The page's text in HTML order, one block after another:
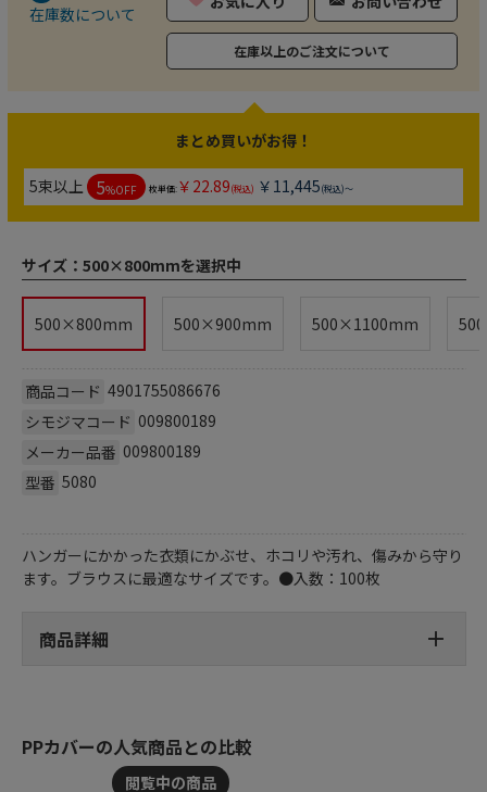
在庫数について
在庫以上のご注文について
まとめ買いがお得！
5束以上 5%OFF 枚単価:￥22.89(税込) ￥11,445(税込)～
サイズ： 500×800mmを選択中
500×800mm 500×900mm 500×1100mm
商品コード 4901755086676
シモジマコード 009800189
メーカー品番 009800189
型番 5080
ハンガーにかかった衣類にかぶせ、ホコリや汚れ、傷みから守り
ます。ブラウスに最適なサイズです。●入数：100枚
商品詳細
PPカバーの人気商品との比較